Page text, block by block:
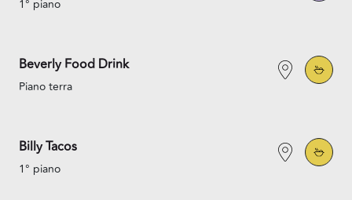
1° piano
Beverly Food Drink
Piano terra
Billy Tacos
1° piano